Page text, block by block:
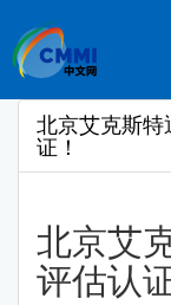
北京艾克斯特
证！
北京艾
评估认